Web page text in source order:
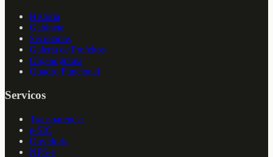
Historia
Gabinete
Secretarias
Galeria de Prefeitos
Organograma
Quadro Funcional
Servicos
Transparencia
e-SIC
Ouvidoria
NFS-e